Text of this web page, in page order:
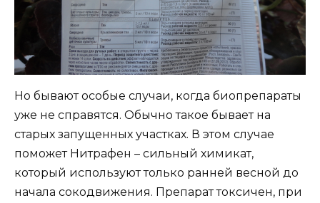
Но бывают особые случаи, когда биопрепараты
уже не справятся. Обычно такое бывает на
старых запущенных участках. В этом случае
поможет Нитрафен – сильный химикат,
который используют только ранней весной до
начала сокодвижения. Препарат токсичен, при